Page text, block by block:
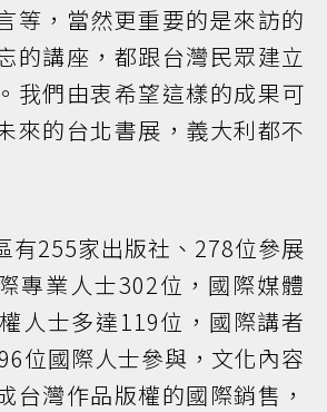
等，當然更重要的是來訪的
的講座，都跟台灣民眾建立
我們由衷希望這樣的成果可
來的台北書展，義大利都不
有255家出版社、278位參展
專業人士302位，國際媒體
人士多達119位，國際講者
位國際人士參與，文化內容
台灣作品版權的國際銷售，